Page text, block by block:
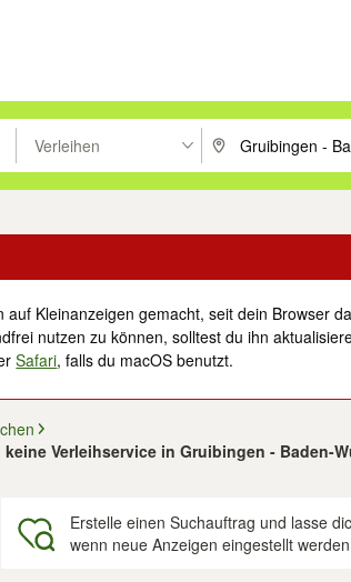
um zu suchen, oder Vorschläge mit den
Verleihen PLZ oder Ort
auf Kleinanzeigen gemacht, seit dein Browser
nutzen zu können, solltest du ihn
Safari, falls du macOS benutzt.
keine Verleihservice in Gruibingen - Baden-
Erstelle einen Suchauftrag und lasse
wenn neue Anzeigen eingestellt